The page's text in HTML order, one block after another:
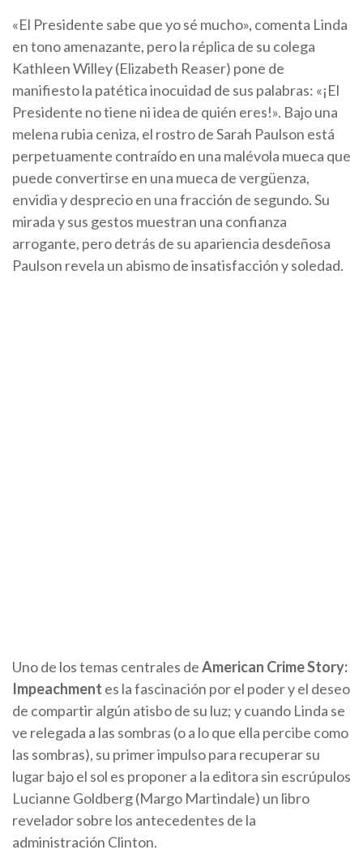
«El Presidente sabe que yo sé mucho», comenta Linda
en tono amenazante, pero la réplica de su colega
Kathleen Willey (Elizabeth Reaser) pone de
manifiesto la patética inocuidad de sus palabras: «¡El
Presidente no tiene ni idea de quién eres!». Bajo una
melena rubia ceniza, el rostro de Sarah Paulson está
perpetuamente contraído en una malévola mueca que
puede convertirse en una mueca de vergüenza,
envidia y desprecio en una fracción de segundo. Su
mirada y sus gestos muestran una confianza
arrogante, pero detrás de su apariencia desdeñosa
Paulson revela un abismo de insatisfacción y soledad.
Uno de los temas centrales deAmerican Crime Story:
Impeachment es la fascinación por el poder y el deseo
de compartir algún atisbo de su luz; y cuando Linda se
ve relegada a las sombras (o a lo que ella percibe como
las sombras), su primer impulso para recuperar su
lugar bajo el sol es proponer a la editora sin escrúpulos
Lucianne Goldberg (Margo Martindale) un libro
revelador sobre los antecedentes de la
administración Clinton.